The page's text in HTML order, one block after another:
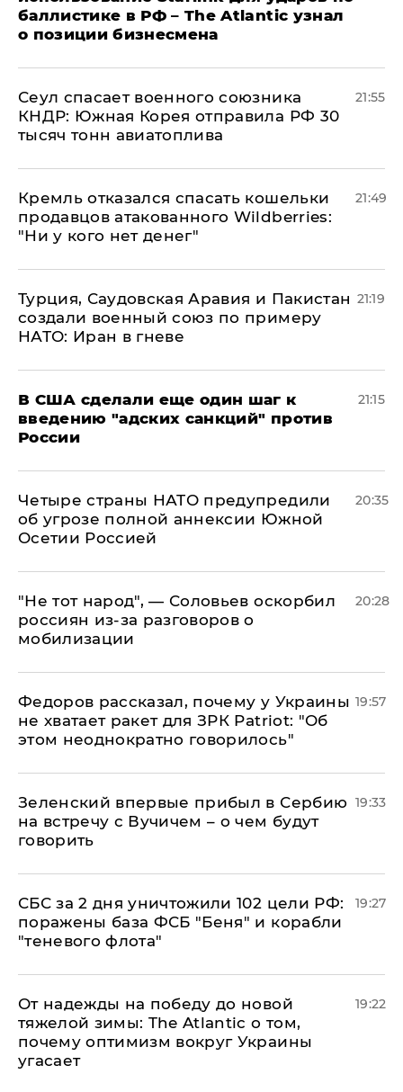
баллистике в РФ – The Atlantic узнал
о позиции бизнесмена
​Сеул спасает военного союзника
КНДР: Южная Корея отправила РФ 30
тысяч тонн авиатоплива
21:55
Кремль отказался спасать кошельки
продавцов атакованного Wildberries:
"Ни у кого нет денег"
21:49
Турция, Саудовская Аравия и Пакистан
создали военный союз по примеру
НАТО: Иран в гневе
21:19
В США сделали еще один шаг к
введению "адских санкций" против
России
21:15
Четыре страны НАТО предупредили
об угрозе полной аннексии Южной
Осетии Россией
20:35
​"Не тот народ", — Соловьев оскорбил
россиян из-за разговоров о
мобилизации
20:28
Федоров рассказал, почему у Украины
не хватает ракет для ЗРК Patriot: "Об
этом неоднократно говорилось"
19:57
Зеленский впервые прибыл в Сербию
на встречу с Вучичем – о чем будут
говорить
19:33
СБС за 2 дня уничтожили 102 цели РФ:
поражены база ФСБ "Беня" и корабли
"теневого флота"
19:27
От надежды на победу до новой
тяжелой зимы: The Atlantic о том,
почему оптимизм вокруг Украины
угасает
19:22